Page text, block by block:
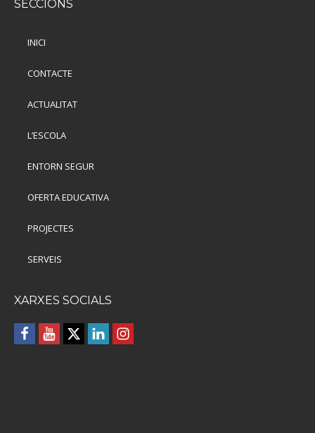
SECCIONS
INICI
CONTACTE
ACTUALITAT
L’ESCOLA
ENTORN SEGUR
OFERTA EDUCATIVA
PROJECTES
SERVEIS
XARXES SOCIALS